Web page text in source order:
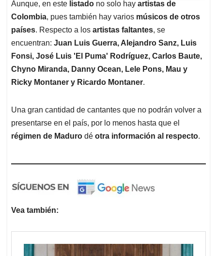
Aunque, en este listado no solo hay artistas de
Colombia, pues también hay varios músicos de otros
países. Respecto a los artistas faltantes, se
encuentran: Juan Luis Guerra, Alejandro Sanz, Luis
Fonsi, José Luis 'El Puma' Rodríguez, Carlos Baute,
Chyno Miranda, Danny Ocean, Lele Pons, Mau y
Ricky Montaner y Ricardo Montaner.
Una gran cantidad de cantantes que no podrán volver a
presentarse en el país, por lo menos hasta que el
régimen de Maduro dé otra información al respecto.
Vea también: